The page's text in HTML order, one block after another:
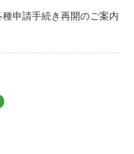
申請手続き再開のご案内